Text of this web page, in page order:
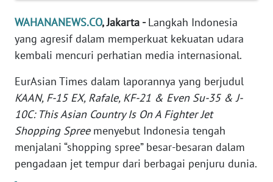
WAHANANEWS.CO, Jakarta -Langkah Indonesia
yang agresif dalam memperkuat kekuatan udara
kembali mencuri perhatian media internasional.
EurAsian Times dalam laporannya yang berjudul
KAAN, F-15 EX, Rafale, KF-21 & Even Su-35 & J-
10C: This Asian Country Is On A Fighter Jet
Shopping Spreemenyebut Indonesia tengah
menjalani “shopping spree” besar-besaran dalam
pengadaan jet tempur dari berbagai penjuru dunia.
Informasi
BERITA
KONTAK
KAMI
INFO
IKLAN
TENTANG